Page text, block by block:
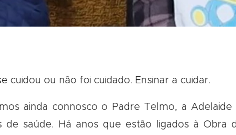
cuidou ou não foi cuidado. Ensinar a cuidar.
ainda connosco o Padre Telmo, a Adelaide
de saúde. Há anos que estão ligados à Obra